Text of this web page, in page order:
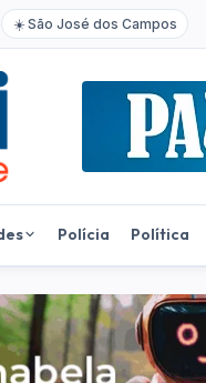
☀️ São José dos Campos
Polícia Política